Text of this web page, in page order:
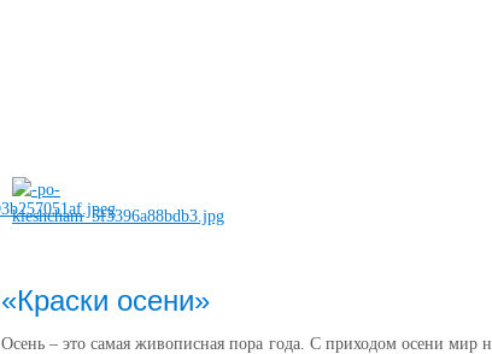
«Краски осени»
Осень – это самая живописная пора года. С приходом осени мир